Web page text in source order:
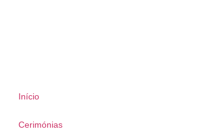
Início
Cerimónias